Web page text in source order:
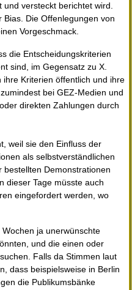
und versteckt berichtet wird.
Die Offenlegungen von
Vorgeschmack.
die Entscheidungskriterien
sind, im Gegensatz zu X.
Kriterien öffentlich und ihre
bei GEZ-Medien und
direkten Zahlungen durch
weil sie den Einfluss der
als selbstverständlichen
bestellten Demonstrationen
dieser Tage müsste auch
eingefordert werden, wo
ja unerwünschte
und die einen oder
Falls da Stimmen laut
dass beispielsweise in Berlin
die Publikumsbänke